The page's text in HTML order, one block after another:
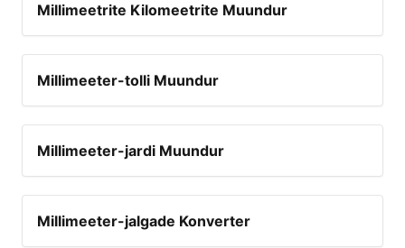
Millimeetrite Kilomeetrite Muundur
Millimeeter-tolli Muundur
Millimeeter-jardi Muundur
Millimeeter-jalgade Konverter